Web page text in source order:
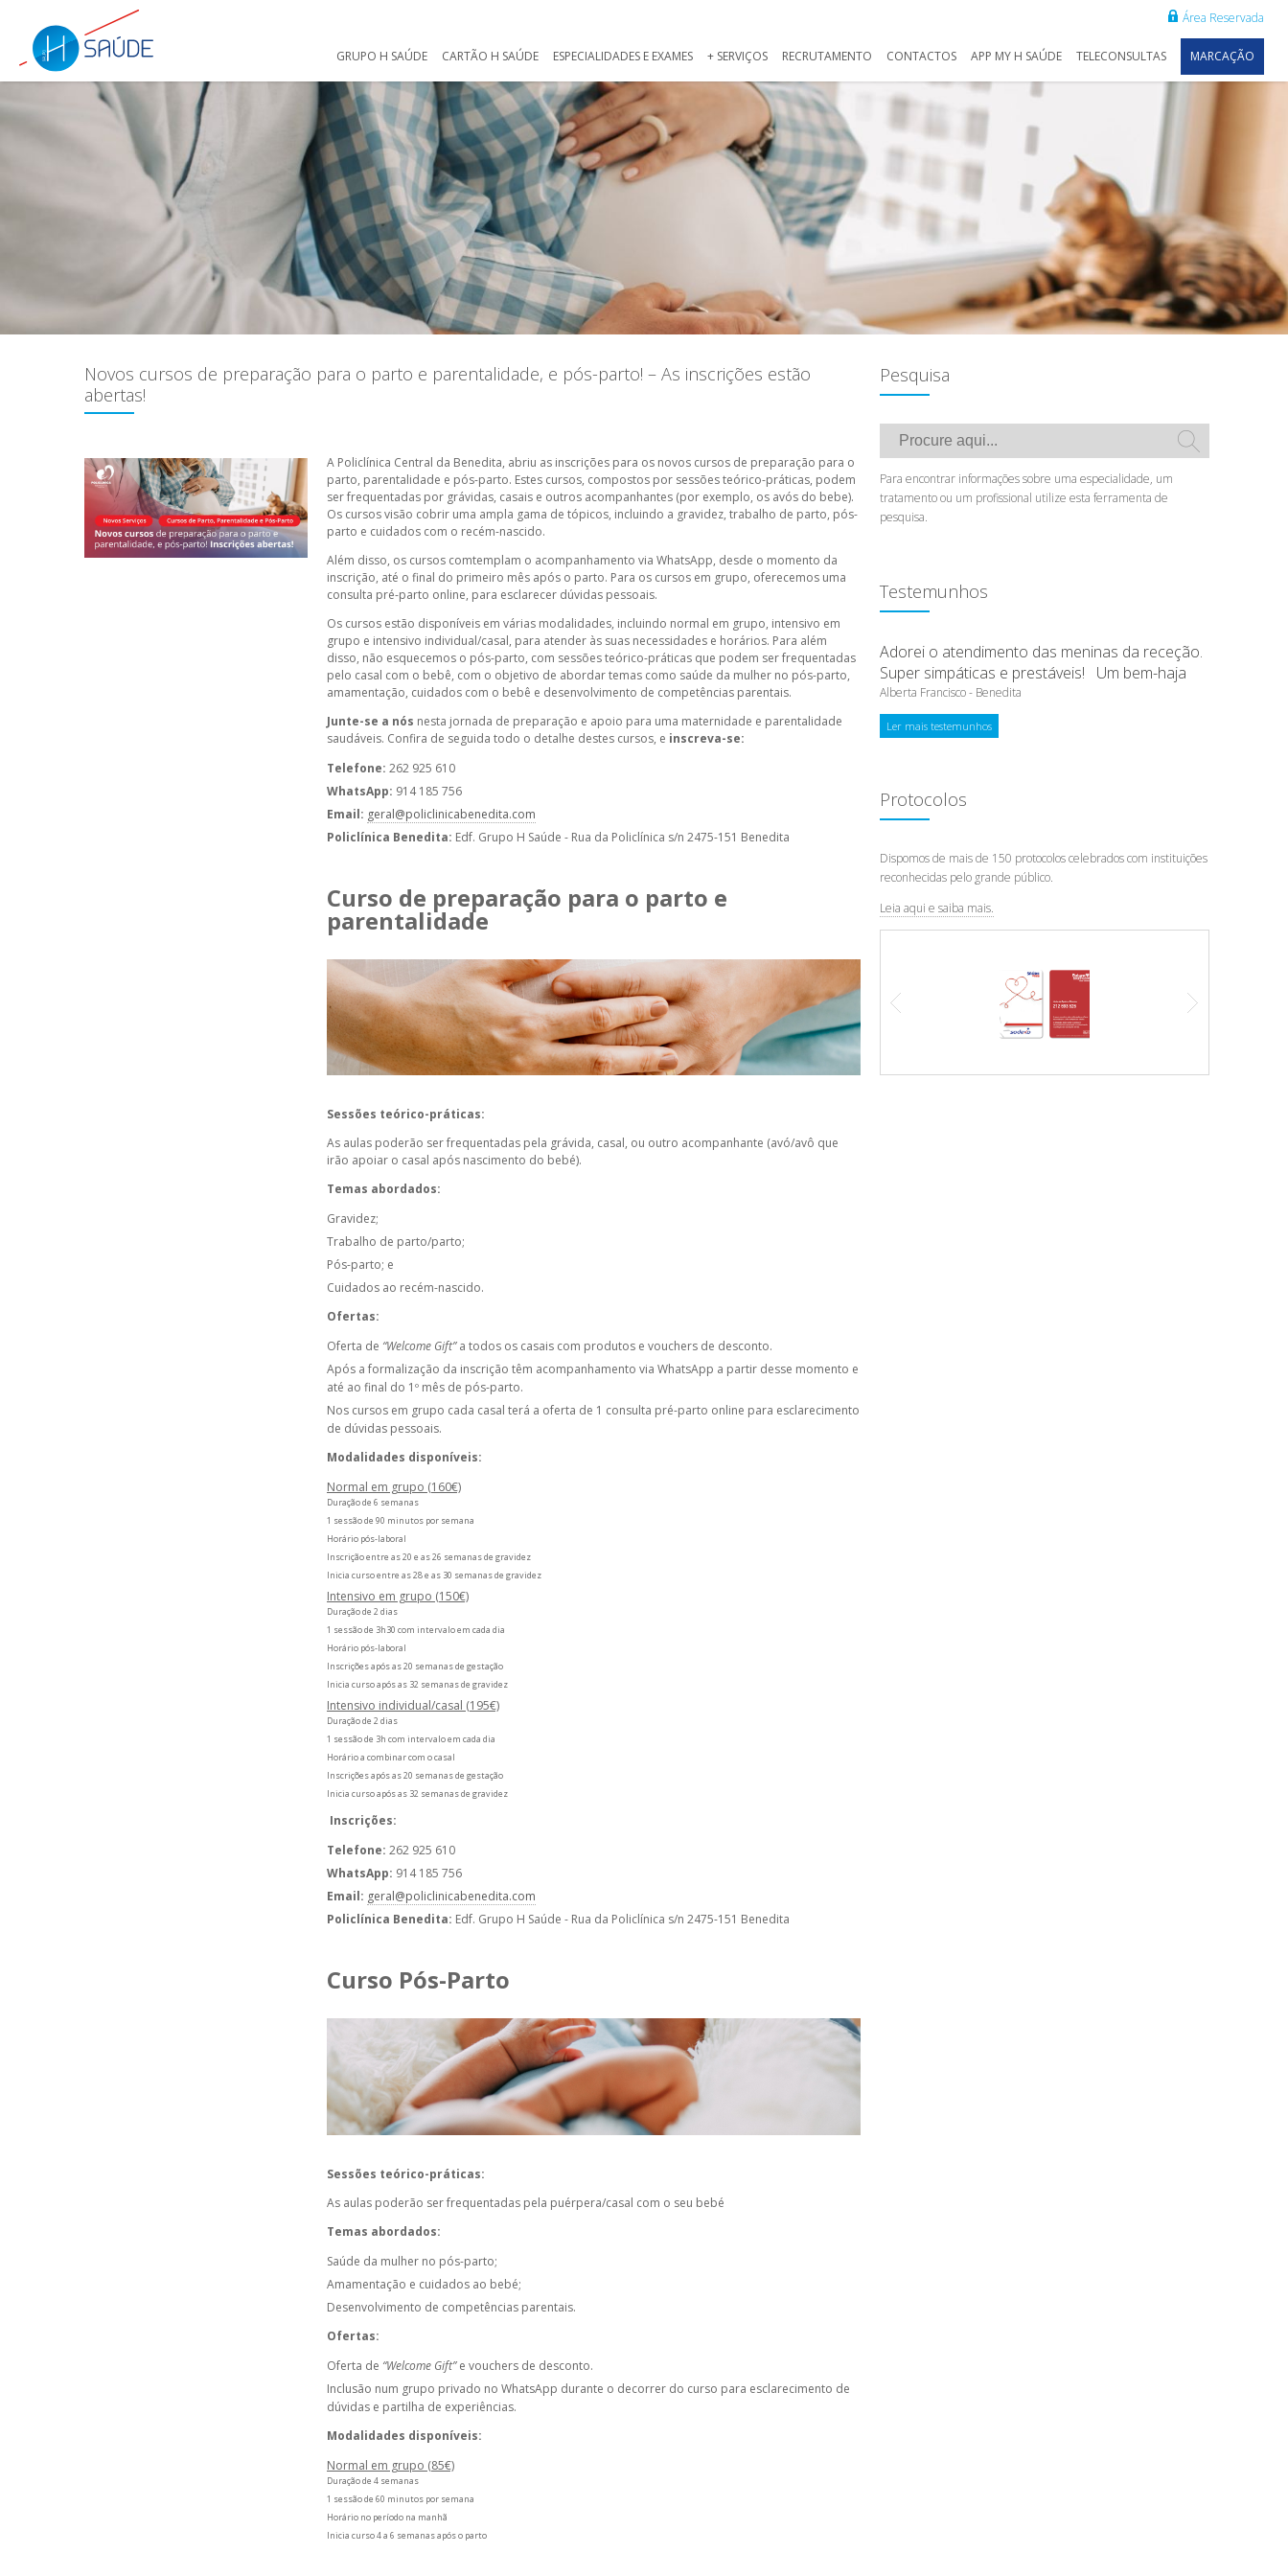
GRUPO H SAÚDE CARTÃO H SAÚDE ESPECIALIDADES E EXAMES + SERVIÇOS RECRUTAMENTO CONTACTOS APP MY H SAÚDE TELECONSULTAS MARCAÇÃO
Área Reservada
Novos cursos de preparação para o parto e parentalidade, e pós-parto! – As inscrições estão
abertas!
A Policlínica Central da Benedita, abriu as inscrições para os novos cursos de preparação para o
parto, parentalidade e pós-parto. Estes cursos, compostos por sessões teórico-práticas, podem
ser frequentadas por grávidas, casais e outros acompanhantes (por exemplo, os avós do bebe).
Os cursos visão cobrir uma ampla gama de tópicos, incluindo a gravidez, trabalho de parto, pós-
parto e cuidados com o recém-nascido.
Além disso, os cursos comtemplam o acompanhamento via WhatsApp, desde o momento da
inscrição, até o final do primeiro mês após o parto. Para os cursos em grupo, oferecemos uma
consulta pré-parto online, para esclarecer dúvidas pessoais.
Os cursos estão disponíveis em várias modalidades, incluindo normal em grupo, intensivo em
grupo e intensivo individual/casal, para atender às suas necessidades e horários. Para além
disso, não esquecemos o pós-parto, com sessões teórico-práticas que podem ser frequentadas
pelo casal com o bebê, com o objetivo de abordar temas como saúde da mulher no pós-parto,
amamentação, cuidados com o bebê e desenvolvimento de competências parentais.
Junte-se a nós nesta jornada de preparação e apoio para uma maternidade e parentalidade
saudáveis. Confira de seguida todo o detalhe destes cursos, e inscreva-se:
Telefone: 262 925 610
WhatsApp: 914 185 756
Email: geral@policlinicabenedita.com
Policlínica Benedita: Edf. Grupo H Saúde - Rua da Policlínica s/n 2475-151 Benedita
Curso de preparação para o parto e
parentalidade
Sessões teórico-práticas:
As aulas poderão ser frequentadas pela grávida, casal, ou outro acompanhante (avó/avô que
irão apoiar o casal após nascimento do bebé).
Temas abordados:
Gravidez;
Trabalho de parto/parto;
Pós-parto; e
Cuidados ao recém-nascido.
Ofertas:
Oferta de “Welcome Gift”a todos os casais com produtos e vouchers de desconto.
Após a formalização da inscrição têm acompanhamento via WhatsApp a partir desse momento e
até ao final do 1º mês de pós-parto.
Nos cursos em grupo cada casal terá a oferta de 1 consulta pré-parto online para esclarecimento
de dúvidas pessoais.
Modalidades disponíveis:
Normal em grupo (160€)
Duração de 6 semanas
1 sessão de 90 minutos por semana
Horário pós-laboral
Inscrição entre as 20 e as 26 semanas de gravidez
Inicia curso entre as 28 e as 30 semanas de gravidez
Intensivo em grupo (150€)
Duração de 2 dias
1 sessão de 3h30 com intervalo em cada dia
Horário pós-laboral
Inscrições após as 20 semanas de gestação
Inicia curso após as 32 semanas de gravidez
Intensivo individual/casal (195€)
Duração de 2 dias
1 sessão de 3h com intervalo em cada dia
Horário a combinar com o casal
Inscrições após as 20 semanas de gestação
Inicia curso após as 32 semanas de gravidez
Inscrições:
Telefone: 262 925 610
WhatsApp: 914 185 756
Email: geral@policlinicabenedita.com
Policlínica Benedita: Edf. Grupo H Saúde - Rua da Policlínica s/n 2475-151 Benedita
Curso Pós-Parto
Sessões teórico-práticas:
As aulas poderão ser frequentadas pela puérpera/casal com o seu bebé
Temas abordados:
Saúde da mulher no pós-parto;
Amamentação e cuidados ao bebé;
Desenvolvimento de competências parentais.
Ofertas:
Oferta de “Welcome Gift”e vouchers de desconto.
Inclusão num grupo privado no WhatsApp durante o decorrer do curso para esclarecimento de
dúvidas e partilha de experiências.
Modalidades disponíveis:
Normal em grupo (85€)
Duração de 4 semanas
1 sessão de 60 minutos por semana
Horário no período na manhã
Inicia curso 4 a 6 semanas após o parto
Pesquisa
Para encontrar informações sobre uma especialidade, um
tratamento ou um profissional utilize esta ferramenta de
pesquisa.
Testemunhos
Adorei o atendimento das meninas da receção.
Super simpáticas e prestáveis! Um bem-haja
Alberta Francisco - Benedita
Ler mais testemunhos
Protocolos
Dispomos de mais de 150 protocolos celebrados com instituições
reconhecidas pelo grande público.
Leia aqui e saiba mais.